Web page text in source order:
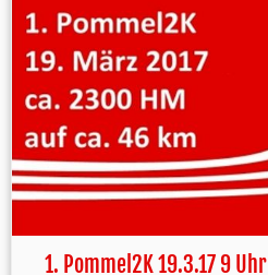
1. Pommel2K 19.3.17 9 Uhr